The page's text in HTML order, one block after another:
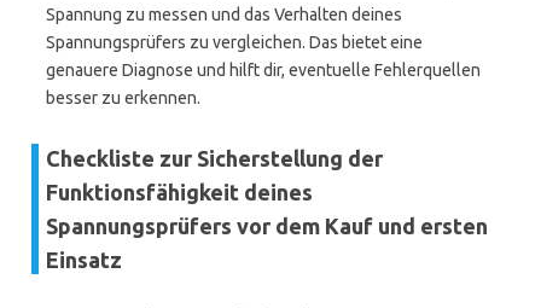
Spannung zu messen und das Verhalten deines
Spannungsprüfers zu vergleichen. Das bietet eine
genauere Diagnose und hilft dir, eventuelle Fehlerquellen
besser zu erkennen.
Checkliste zur Sicherstellung der
Funktionsfähigkeit deines
Spannungsprüfers vor dem Kauf und ersten
Einsatz